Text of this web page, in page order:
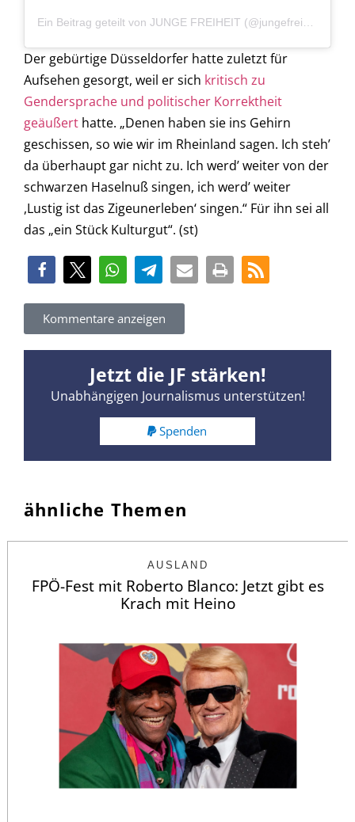
Der gebürtige Düsseldorfer hatte zuletzt für
Aufsehen gesorgt, weil er sich kritisch zu
Gendersprache und politischer Korrektheit
geäußert hatte. „Denen haben sie ins Gehirn
geschissen, so wie wir im Rheinland sagen. Ich steh’
da überhaupt gar nicht zu. Ich werd’ weiter von der
schwarzen Haselnuß singen, ich werd’ weiter
,Lustig ist das Zigeunerleben‘ singen.“ Für ihn sei all
das „ein Stück Kulturgut“. (st)
Kommentare anzeigen
Jetzt die JF stärken!
Unabhängigen Journalismus unterstützen!
Spenden
ähnliche Themen
AUSLAND
FPÖ-Fest mit Roberto Blanco: Jetzt gibt es
Krach mit Heino